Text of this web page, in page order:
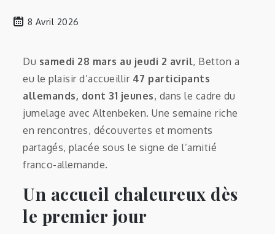
8 Avril 2026
Du samedi 28 mars au jeudi 2 avril, Betton a
eu le plaisir d’accueillir 47 participants
allemands, dont 31 jeunes, dans le cadre du
jumelage avec Altenbeken. Une semaine riche
en rencontres, découvertes et moments
partagés, placée sous le signe de l’amitié
franco-allemande.
Un accueil chaleureux dès
le premier jour